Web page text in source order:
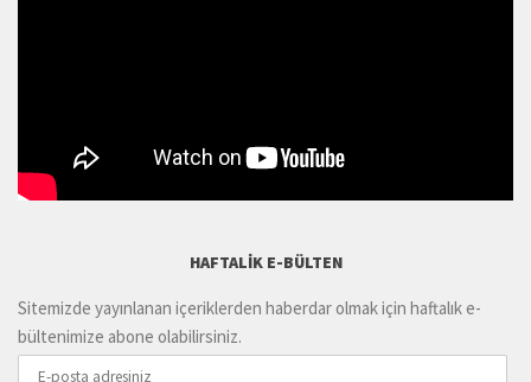
HAFTALIK E-BÜLTEN
Sitemizde yayınlanan içeriklerden haberdar olmak için haftalık e-
bültenimize abone olabilirsiniz.